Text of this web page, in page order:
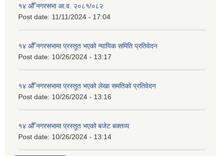
१४ औँ नगरसभा आ.व. २०८१/०८२
Post date: 11/11/2024 - 17:04
१४ औँ नगरसभामा प्रस्तुत भएको न्यायिक समिति प्रतिवेदन
Post date: 10/26/2024 - 13:17
१४ औँ नगरसभामा प्रस्तुत भएको लेखा समतिको प्रतिवेदन
Post date: 10/26/2024 - 13:16
१४ औँ नगरसभामा प्रस्तुत भएको बजेट बक्तव्य
Post date: 10/26/2024 - 13:14